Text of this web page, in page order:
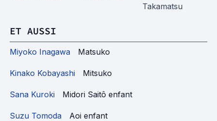
Takamatsu
ET AUSSI
Miyoko Inagawa Matsuko
Kinako Kobayashi Mitsuko
Sana Kuroki Midori Saitô enfant
Suzu Tomoda Aoi enfant